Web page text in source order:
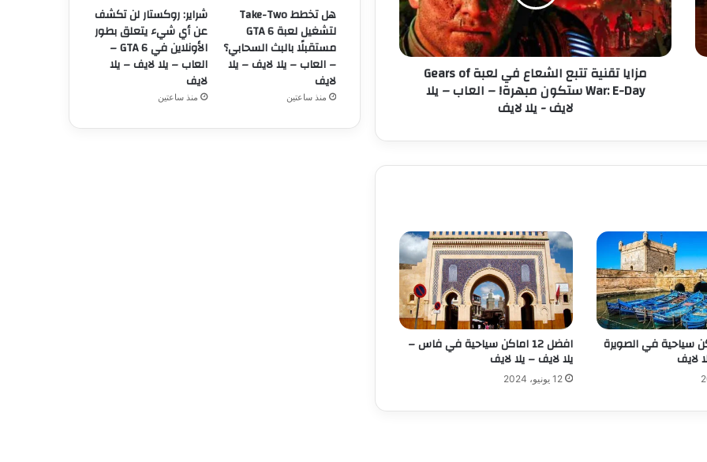
ت
ق
ن
ي
ع
ف
ي
ل
ع
ب
ة
G
مزايا تقنية تتبع الشعاع في لعبة Gears of
War: E-Day ستكون مبهرة! – العاب – يلا
لايف - يلا لايف
اماكن سياحية في الصويرة
لايف
افضل 12 اماكن سياحية في فاس –
يلا لايف – يلا لايف
12 يونيو، 2024
هل تخطط Take-Two
لتشغيل لعبة GTA 6
مستقبلًا بالبث السحابي؟
– العاب – يلا لايف – يلا
لايف
منذ ساعتين
شراير: روكستار لن تكشف
عن أي شيء يتعلق بطور
الأونلاين في GTA 6 –
العاب – يلا لايف – يلا
لايف
منذ ساعتين